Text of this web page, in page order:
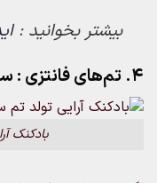
بیشتر بخوانید :
4. تم‌های فانتزی : سگ نگهبان، پری دریایی، فروزن
بادکنک